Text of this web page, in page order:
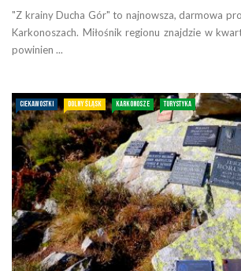
"Z krainy Ducha Gór" to najnowsza, darmowa
Karkonoszach. Miłośnik regionu znajdzie w
powinien ...
CIEKAWOSTKI DOLNY ŚLĄSK KARKONOSZE TURYSTYKA